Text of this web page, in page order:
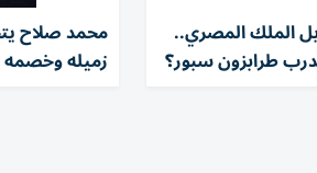
الملك المصري..
طرابزون سبور؟
محمد صلاح
زميله وخصمه